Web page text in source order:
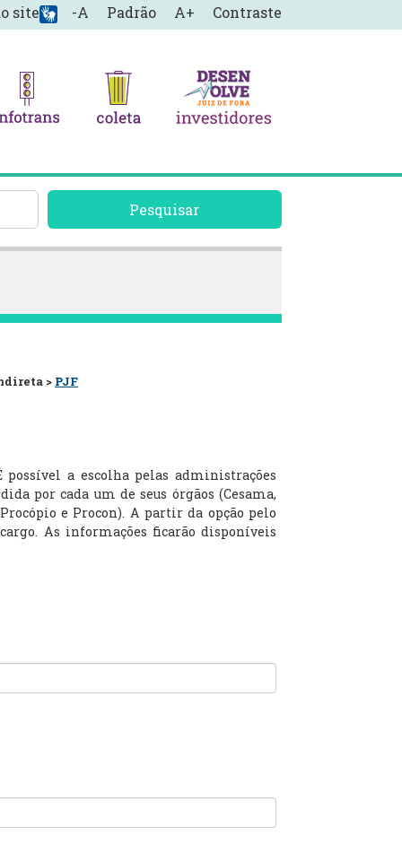
-A Padrão A+ Contraste
site
Pesquisar
> PJF
a escolha pelas administrações
por cada um de seus órgãos (Cesama,
e Procon). A partir da opção pelo
As informações ficarão disponíveis